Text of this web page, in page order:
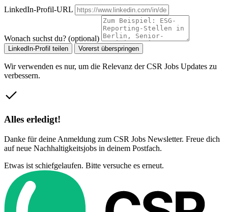
LinkedIn-Profil-URL
Wonach suchst du? (optional)
LinkedIn-Profil teilen Vorerst überspringen
Wir verwenden es nur, um die Relevanz der CSR Jobs Updates zu
verbessern.
Alles erledigt!
Danke für deine Anmeldung zum CSR Jobs Newsletter. Freue dich
auf neue Nachhaltigkeitsjobs in deinem Postfach.
Etwas ist schiefgelaufen. Bitte versuche es erneut.